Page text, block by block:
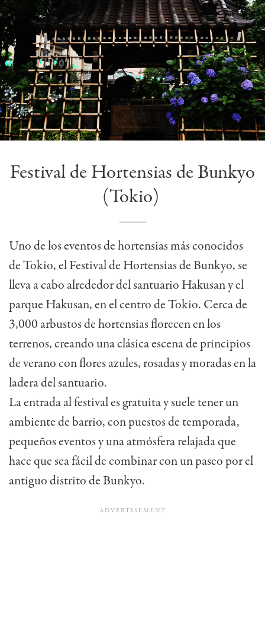
Festival de Hortensias de Bunkyo
(Tokio)
Uno de los eventos de hortensias más conocidos
de Tokio, el Festival de Hortensias de Bunkyo, se
lleva a cabo alrededor del santuario Hakusan y el
parque Hakusan, en el centro de Tokio. Cerca de
3,000 arbustos de hortensias florecen en los
terrenos, creando una clásica escena de principios
de verano con flores azules, rosadas y moradas en la
ladera del santuario.
La entrada al festival es gratuita y suele tener un
ambiente de barrio, con puestos de temporada,
pequeños eventos y una atmósfera relajada que
hace que sea fácil de combinar con un paseo por el
antiguo distrito de Bunkyo.